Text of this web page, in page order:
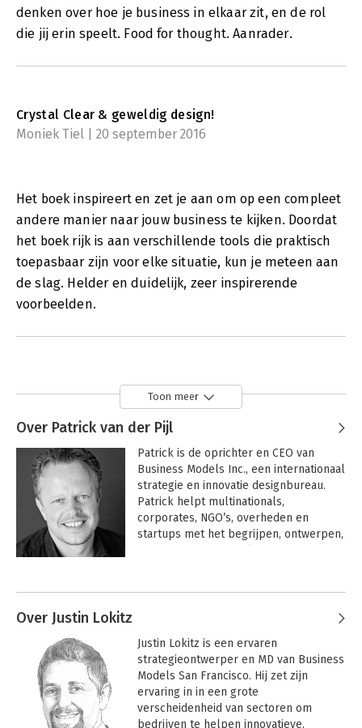
denken over hoe je business in elkaar zit, en de rol
die jij erin speelt. Food for thought. Aanrader.
Crystal Clear & geweldig design!
Moniek Tiel | 20 september 2016
Het boek inspireert en zet je aan om op een compleet
andere manier naar jouw business te kijken. Doordat
het boek rijk is aan verschillende tools die praktisch
toepasbaar zijn voor elke situatie, kun je meteen aan
de slag. Helder en duidelijk, zeer inspirerende
voorbeelden.
Toon meer
Over Patrick van der Pijl
Patrick is de oprichter en CEO van
Business Models Inc., een internationaal
strategie en innovatie designbureau.
Patrick helpt multinationals,
corporates, NGO’s, overheden en
startups met het begrijpen, ontwerpen,
manieren voor waardecreatie en
Ontwerp Betere Business: nieuwe tools,
vaardigheden en mindset voor innovatie
en strategie. Hij is ook de producer van
de wereldwijde bestseller Business
Over Justin Lokitz
Justin Lokitz is een ervaren
strategieontwerper en MD van Business
Models San Francisco. Hij zet zijn
ervaring in in een grote
verscheidenheid van sectoren om
bedrijven te helpen innovatieve,